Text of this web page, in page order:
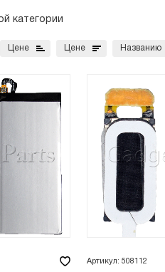
категории
Цене Цене Названию
Артикул: 508112